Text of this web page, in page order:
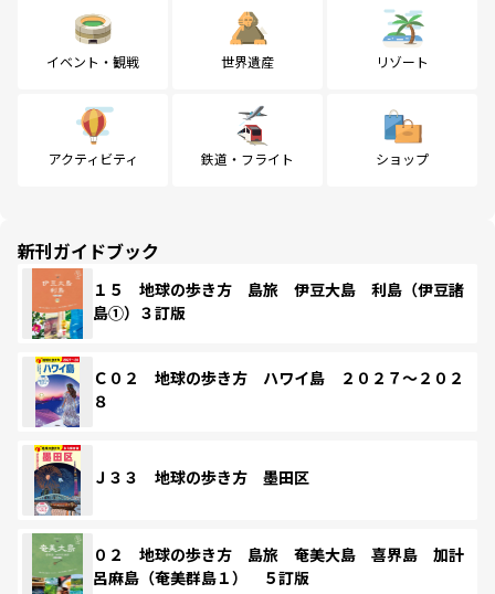
イベント・観戦 世界遺産 リゾート
アクティビティ 鉄道・フライト ショップ
新刊ガイドブック
１５ 地球の歩き方 島旅 伊豆大島 利島（伊豆諸
島①）３訂版
Ｃ０２ 地球の歩き方 ハワイ島 ２０２７～２０２
８
Ｊ３３ 地球の歩き方 墨田区
０２ 地球の歩き方 島旅 奄美大島 喜界島 加計
呂麻島（奄美群島１） ５訂版